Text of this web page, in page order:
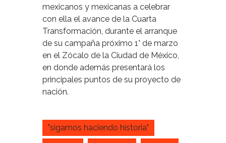
mexicanos y mexicanas a celebrar
con ella el avance de la Cuarta
Transformación, durante el arranque
de su campaña próximo 1° de marzo
en el Zócalo de la Ciudad de México,
en donde además presentará los
principales puntos de su proyecto de
nación.
"sigamos haciendo historia"